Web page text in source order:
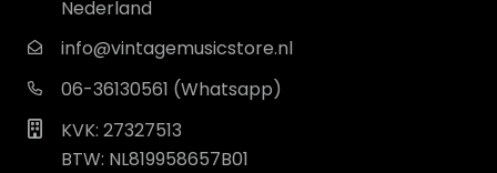
Nederland
info@vintagemusicstore.nl
06-36130561 (Whatsapp)
KVK: 27327513
BTW: NL819958657B01